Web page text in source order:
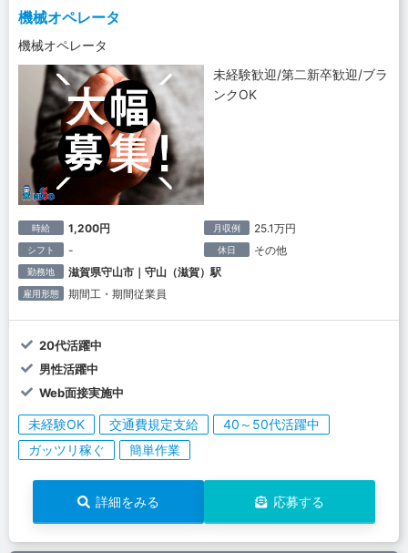
機械オペレータ
機械オペレータ
未経験歓迎/第二新卒歓迎/ブラ
ンクOK
時給 1,200円 月収例 25.1万円
シフト - 休日 その他
勤務地 滋賀県守山市｜守山（滋賀）駅
雇用形態 期間工・期間従業員
20代活躍中
男性活躍中
Web面接実施中
未経験OK 交通費規定支給
40～50代活躍中
ガッツリ稼ぐ
簡単作業
詳細をみる 応募する